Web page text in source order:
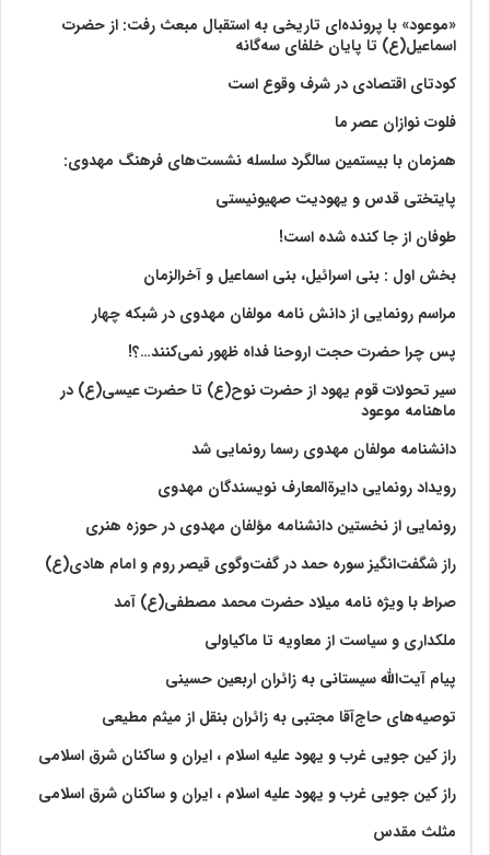
«موعود» با پرونده‌ای تاریخی به استقبال مبعث رفت: از حضرت
اسماعیل(ع) تا پایان خلفای سه‌گانه
کودتای اقتصادی در شرف وقوع است
فلوت نوازان عصر ما
همزمان با بیستمین سالگرد سلسله نشست‌های فرهنگ مهدوی:‌
پایتختی قدس و یهودیت صهیونیستی
طوفان از جا کنده شده است!
بخش اول : بنی اسرائیل، بنی اسماعیل و آخرالزمان
مراسم رونمایی از دانش نامه مولفان مهدوی در شبکه چهار
پس چرا حضرت حجت اروحنا فداه ظهور نمی‌کنند…؟!
سیر تحولات قوم یهود از حضرت نوح(ع) تا حضرت عیسی(ع) در
ماهنامه موعود
دانشنامه مولفان مهدوی رسما رونمایی شد
رویداد رونمایی دایرةالمعارف نویسندگان مهدوی
رونمایی از نخستین دانشنامه مؤلفان مهدوی در حوزه هنری
راز شگفت‌انگیز سوره حمد در گفت‌وگوی قیصر روم و امام هادی(ع)
صراط با ویژه نامه میلاد حضرت محمد مصطفی(ع) آمد
ملکداری و سیاست از معاویه تا ماکیاولی
پیام آیت‌الله سیستانی به زائران اربعین حسینی
توصیه‌های حاج‌آقا مجتبی به زائران بنقل از میثم مطیعی
راز کین جویی غرب و یهود علیه اسلام ، ایران و ساکنان شرق اسلامی
راز کین جویی غرب و یهود علیه اسلام ، ایران و ساکنان شرق اسلامی
مثلث مقدس